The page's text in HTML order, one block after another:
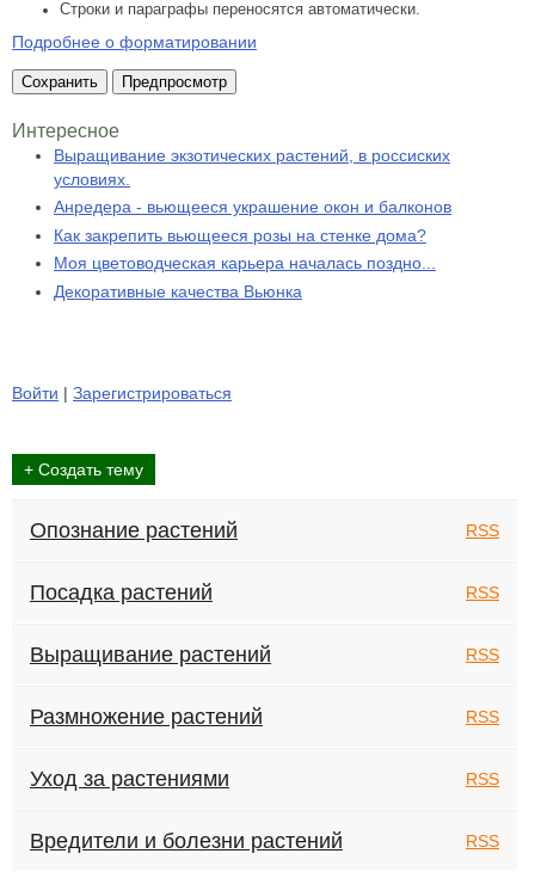
Строки и параграфы переносятся автоматически.
Подробнее о форматировании
Интересное
Выращивание экзотических растений, в россиских
условиях.
Анредера - вьющееся украшение окон и балконов
Как закрепить вьющееся розы на стенке дома?
Моя цветоводческая карьера началась поздно...
Декоративные качества Вьюнка
Войти | Зарегистрироваться
+ Создать тему
RSS
Опознание растений
RSS
Посадка растений
RSS
Выращивание растений
RSS
Размножение растений
RSS
Уход за растениями
RSS
Вредители и болезни растений